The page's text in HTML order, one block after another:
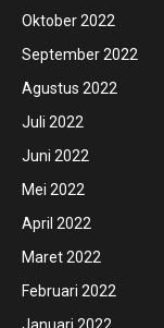
Oktober 2022
September 2022
Agustus 2022
Juli 2022
Juni 2022
Mei 2022
April 2022
Maret 2022
Februari 2022